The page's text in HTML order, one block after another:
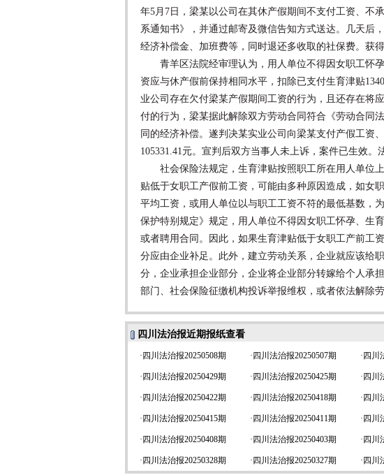
年5月7日，梁某以公司在其休产假期间不支付工资、不
系通知书》，并通过邮寄及微信告知方式送达。几天后
经济补偿金、加班费等，同时退还多收取的社保费。获
青羊区法院经审理认为，用人单位不得因女职工怀
资应与休产假前保持相同水平，扣除已支付生育津贴
业公司存在欠付梁某产假期间工资的行为，且还存在将
付的行为，梁某据此解除双方劳动合同符合《劳动合同
同的经济补偿。遂判决某实业公司向梁某支付产假工资
105331.41元。宣判后双方当事人未上诉，案件已生效。
社会保险法规定，生育津贴按照职工所在用人单位
贴低于女职工产假前工资，可能由多种原因造成，如女
平均工资，或用人单位以与职工工资不符的最低基数，
保护特别规定》规定，用人单位不得因女职工怀孕、生
或者聘用合同。因此，如果生育津贴低于女职工产前工
分应由企业补足。此外，建立劳动关系，企业就应该给
分，企业承担企业部分，企业将企业部分转嫁给个人承
部门、社会保险征缴机构投诉举报维权，或者依法解除
四川法治报近期报纸查看
· 四川法治报20250508期 · 四川法治报20250507期 · 四川
· 四川法治报20250429期 · 四川法治报20250425期 · 四川
· 四川法治报20250422期 · 四川法治报20250418期 · 四川
· 四川法治报20250415期 · 四川法治报20250411期 · 四川
· 四川法治报20250408期 · 四川法治报20250403期 · 四川
· 四川法治报20250328期 · 四川法治报20250327期 · 四川